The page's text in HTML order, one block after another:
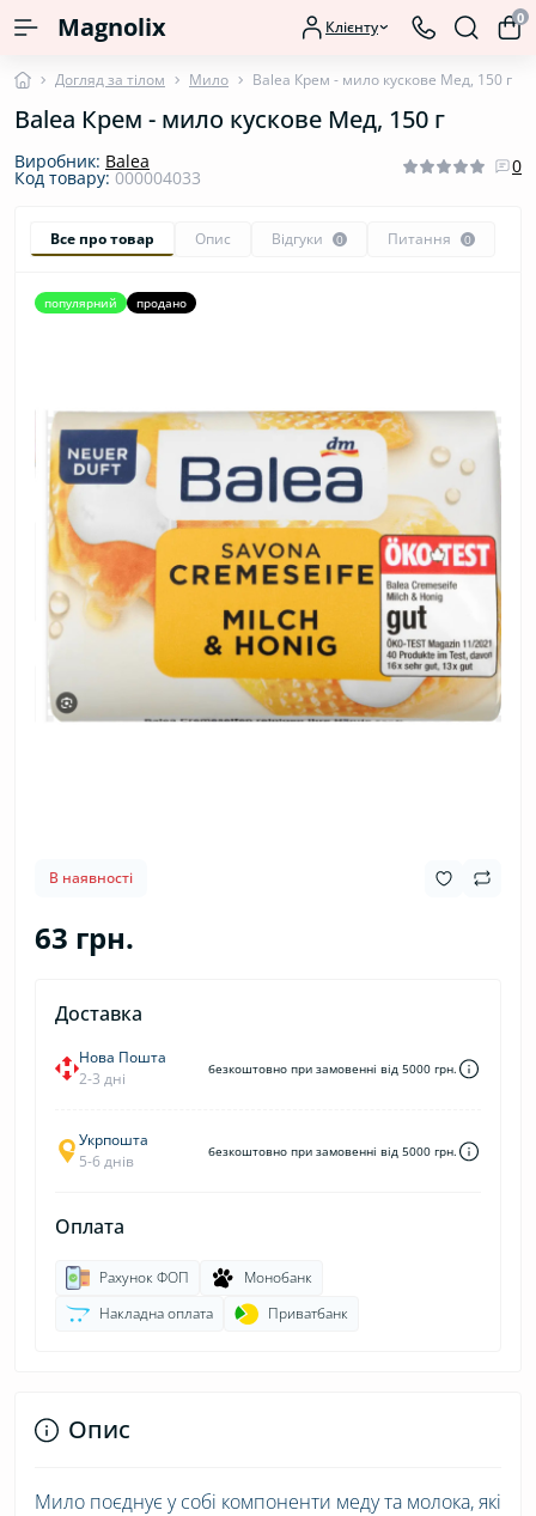
Magnolix Клієнту 0
Догляд за тілом Мило Balea Крем - мило кускове Мед, 150 г
Balea Крем - мило кускове Мед, 150 г
Виробник: Balea
Код товару:000004033
0
Все про товар Опис Відгуки 0 Питання 0
популярний продано
В наявності
63 грн.
Доставка
Нова Пошта
2-3 дні
безкоштовно при замовенні від 5000 грн.
Укрпошта
5-6 днів
безкоштовно при замовенні від 5000 грн.
Оплата
Рахунок ФОП
Монобанк
Накладна оплата
Приватбанк
Опис
Мило поєднує у собі компоненти меду та молока, які